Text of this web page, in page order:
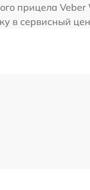
прицела
в сервисный